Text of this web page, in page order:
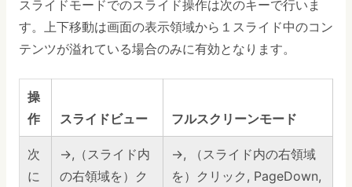
スライドモードでのスライド操作は次のキーで行いま
す。上下移動は画面の表示領域から１スライド中のコン
テンツが溢れている場合のみに有効となります。
操
作
スライドビュー フルスクリーンモード
次
に
→,（スライド内
の右領域を）ク
→, （スライド内の右領域
を）クリック, PageDown,